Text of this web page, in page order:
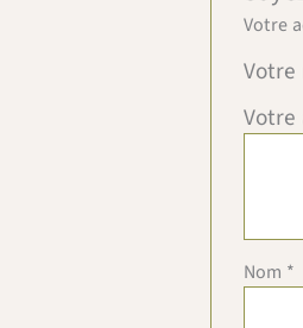
Votre
Votre
Votre
Nom *